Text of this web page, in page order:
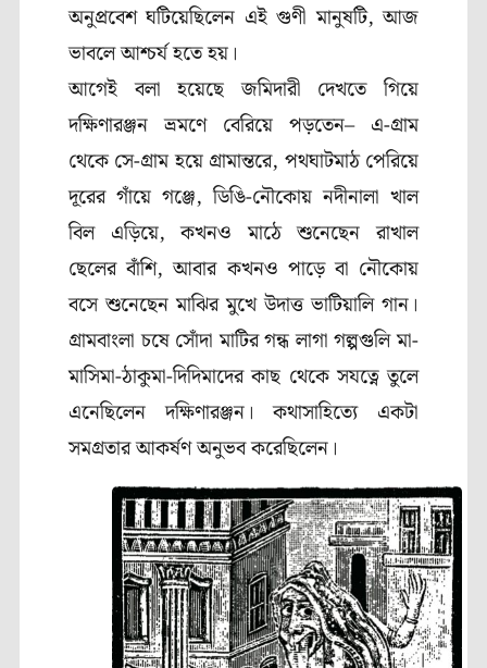
অনুপ্রবেশ ঘটিয়েছিলেন এই গুণী মানুষটি, আজ
ভাবলে আশ্চর্য হতে হয়।
আগেই বলা হয়েছে জমিদারী দেখতে গিয়ে
দক্ষিণারঞ্জন ভ্রমণে বেরিয়ে পড়তেন– এ-গ্রাম
থেকে সে-গ্রাম হয়ে গ্রামান্তরে, পথঘাটমাঠ পেরিয়ে
দূরের গাঁয়ে গঞ্জে,ডিঙি-নৌকোয় নদীনালা খাল
বিল এড়িয়ে,কখনও মাঠে শুনেছেন রাখাল
ছেলের বাঁশি,আবার কখনও পাড়ে বা নৌকোয়
বসে শুনেছেন মাঝির মুখে উদাত্ত ভাটিয়ালি গান।
গ্রামবাংলা চষে সোঁদা মাটির গন্ধ লাগা গল্পগুলি মা-
মাসিমা-ঠাকুমা-দিদিমাদের কাছ থেকে সযত্নে তুলে
এনেছিলেন দক্ষিণারঞ্জন। কথাসাহিত্যে একটা
সমগ্রতার আকর্ষণ অনুভব করেছিলেন।